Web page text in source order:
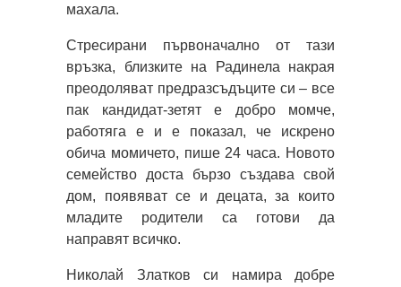
махала.
Стресирани първоначално от тази
връзка, близките на Радинела накрая
преодоляват предразсъдъците си – все
пак кандидат-зетят е добро момче,
работяга е и е показал, че искрено
обича момичето, пише 24 часа. Новото
семейство доста бързо създава свой
дом, появяват се и децата, за които
младите родители са готови да
направят всичко.
Николай Златков си намира добре